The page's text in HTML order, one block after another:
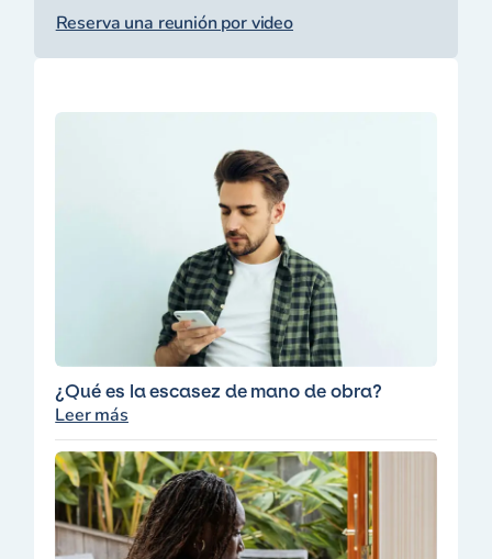
Reserva una reunión por video
¿Qué es la escasez de mano de obra?
Leer más